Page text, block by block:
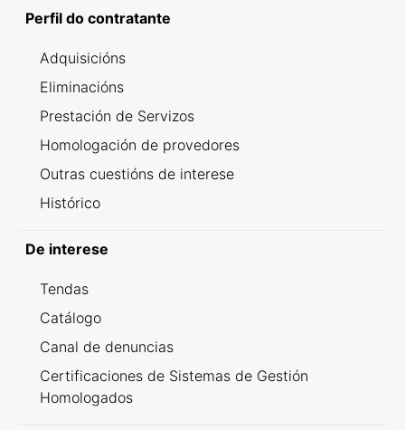
Perfil do contratante
Adquisicións
Eliminacións
Prestación de Servizos
Homologación de provedores
Outras cuestións de interese
Histórico
De interese
Tendas
Catálogo
Canal de denuncias
Certificaciones de Sistemas de Gestión
Homologados